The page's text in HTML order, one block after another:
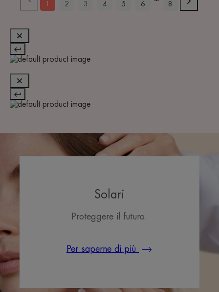
2 3 4 5 6 8
Solari
Proteggere il futuro.
Per saperne di più